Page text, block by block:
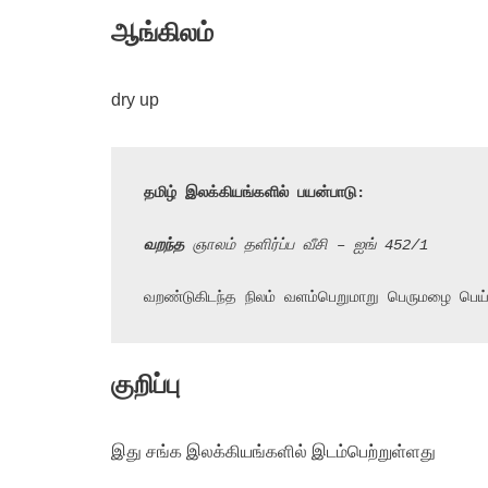
ஆங்கிலம்
dry up
தமிழ் இலக்கியங்களில் பயன்பாடு:
வறந்த ஞாலம் தளிர்ப்ப வீசி – ஐங் 452/1
வறண்டுகிடந்த நிலம் வளம்பெறுமாறு பெருமழை
குறிப்பு
இது சங்க இலக்கியங்களில் இடம்பெற்றுள்ளது